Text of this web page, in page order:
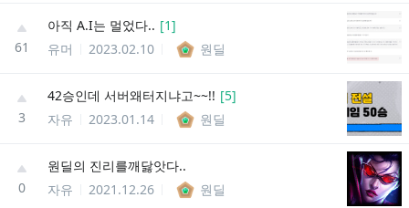
61
아직 A.I는 멀었다.. [1]
유머
2023.02.10 원딜
3
42승인데 서버왜터지냐고~~!! [5]
자유
2023.01.14 원딜
0
원딜의 진리를깨닳앗다..
자유
2021.12.26 원딜